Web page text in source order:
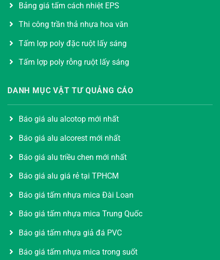
Bảng giá tấm cách nhiệt EPS
Thi công trần thả nhựa hoa văn
Tấm lợp poly đặc ruột lấy sáng
Tấm lợp poly rỗng ruột lấy sáng
DANH MỤC VẬT TƯ QUẢNG CÁO
Báo giá alu alcotop mới nhất
Báo giá alu alcorest mới nhất
Báo giá alu triều chen mới nhất
Báo giá alu giá rẻ tại TPHCM
Báo giá tấm nhựa mica Đài Loan
Báo giá tấm nhựa mica Trung Quốc
Báo giá tấm nhựa giả đá PVC
Báo giá tấm nhựa mica trong suốt